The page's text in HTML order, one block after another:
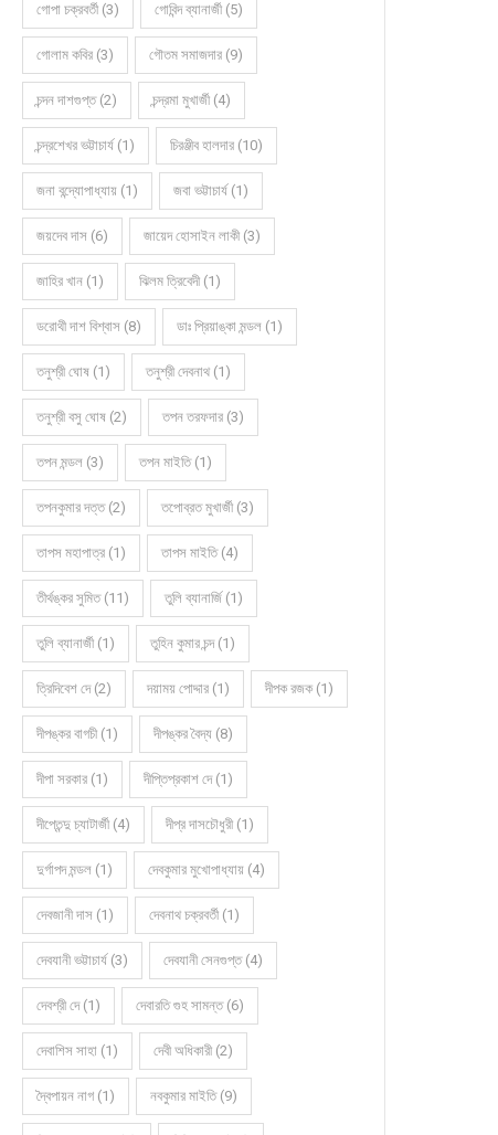
গোপা চক্রবর্তী (3) গোবিন্দ ব্যানার্জী (5)
গোলাম কবির (3) গৌতম সমাজদার (9)
চন্দন দাশগুপ্ত (2) চন্দ্রমা মুখার্জী (4)
চন্দ্রশেখর ভট্টাচার্য (1) চিরঞ্জীব হালদার (10)
জনা বন্দ্যোপাধ্যায় (1) জবা ভট্টাচার্য (1)
জয়দেব দাস (6) জায়েদ হোসাইন লাকী (3)
জাহির খান (1) ঝিলম ত্রিবেদী (1)
ডরোথী দাশ বিশ্বাস (8) ডাঃ প্রিয়াঙ্কা মন্ডল (1)
তনুশ্রী ঘোষ (1) তনুশ্রী দেবনাথ (1)
তনুশ্রী বসু ঘোষ (2) তপন তরফদার (3)
তপন মন্ডল (3) তপন মাইতি (1)
তপনকুমার দত্ত (2) তপোব্রত মুখার্জী (3)
তাপস মহাপাত্র (1) তাপস মাইতি (4)
তীর্থঙ্কর সুমিত (11) তুলি ব্যানার্জি (1)
তুলি ব্যানার্জী (1) তুহিন কুমার চন্দ (1)
ত্রিদিবেশ দে (2) দয়াময় পোদ্দার (1) দীপক রজক (1)
দীপঙ্কর বাগচী (1) দীপঙ্কর বৈদ্য (8)
দীপা সরকার (1) দীপ্তিপ্রকাশ দে (1)
দীপ্তেন্দু চ্যাটার্জী (4) দীপ্র দাসচৌধুরী (1)
দুর্গাপদ মন্ডল (1) দেবকুমার মুখোপাধ্যায় (4)
দেবজানী দাস (1) দেবনাথ চক্রবর্তী (1)
দেবযানী ভট্টাচার্য (3) দেবযানী সেনগুপ্ত (4)
দেবশ্রী দে (1) দেবারতি গুহ সামন্ত (6)
দেবাশিস সাহা (1) দেবী অধিকারী (2)
দ্বৈপায়ন নাগ (1) নবকুমার মাইতি (9)